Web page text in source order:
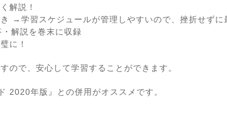
解説！
→学習スケジュールが管理しやすいので、挫折せずに
解説を巻末に収録
に！
ので、安心して学習することができます。
2020年版』との併用がオススメです。